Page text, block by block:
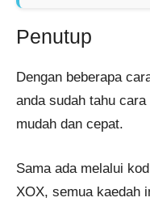
Penutup
Dengan beberapa
anda sudah tahu
mudah dan cepat.
Sama ada melalui
XOX, semua kaedah